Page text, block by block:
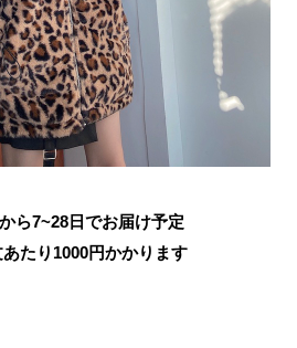
ら7~28日でお届け予定
たり 1000円かかります